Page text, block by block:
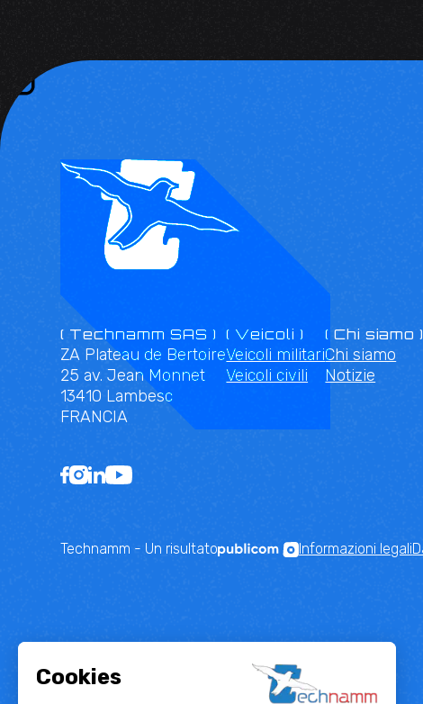
( Technamm SAS )
ZA Plateau de Bertoire
25 av. Jean Monnet
13410 Lambesc
FRANCIA
( Veicoli )
Veicoli militari
Veicoli civili
( Chi siamo
Chi siamo
Notizie
Technamm - Un risultato Informazioni legali